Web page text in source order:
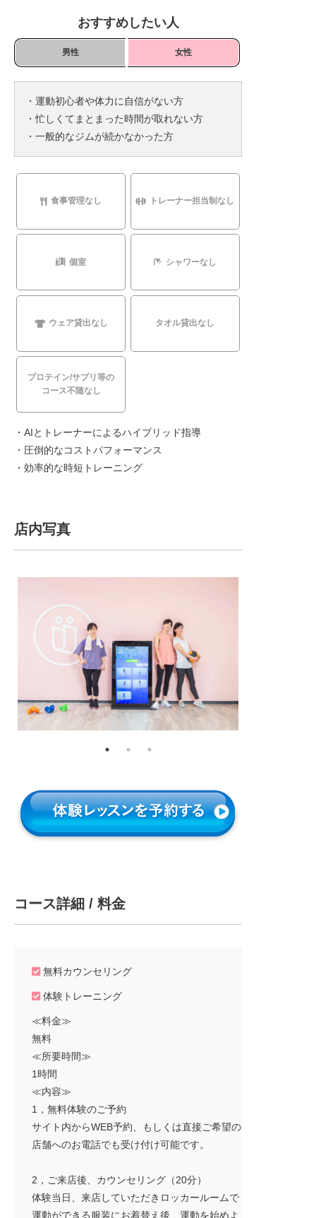
おすすめしたい人
男性 女性
・運動初心者や体力に自信がない方
・忙しくてまとまった時間が取れない方
・一般的なジムが続かなかった方
食事管理なし トレーナー担当制なし
個室 シャワーなし
ウェア貸出なし タオル貸出なし
プロテイン/サプリ等の
コース不随なし
・AIとトレーナーによるハイブリッド指導
・圧倒的なコストパフォーマンス
・効率的な時短トレーニング
店内写真
コース詳細 / 料金
無料カウンセリング
体験トレーニング
≪料金≫
無料
≪所要時間≫
1時間
≪内容≫
1，無料体験のご予約
サイト内からWEB予約、もしくは直接ご希望の
店舗へのお電話でも受け付け可能です。
2，ご来店後、カウンセリング（20分）
体験当日、来店していただきロッカールームで
運動ができる服装にお着替え後、運動を始めよ